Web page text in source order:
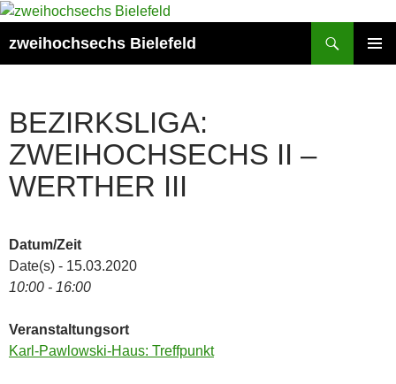
Zum
springen
zweihochsechs Bielefeld
BEZIRKSLIGA:
ZWEIHOCHSECHS II –
WERTHER III
Datum/Zeit
Date(s) - 15.03.2020
10:00 - 16:00
Veranstaltungsort
Karl-Pawlowski-Haus: Treffpunkt